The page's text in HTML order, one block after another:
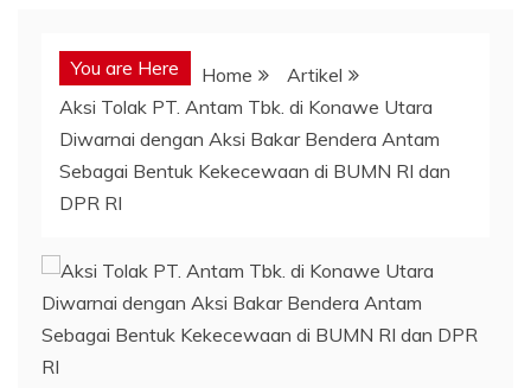
You are Here Home
Artikel
Aksi Tolak PT. Antam Tbk. di Konawe Utara
Diwarnai dengan Aksi Bakar Bendera Antam
Sebagai Bentuk Kekecewaan di BUMN RI dan
DPR RI